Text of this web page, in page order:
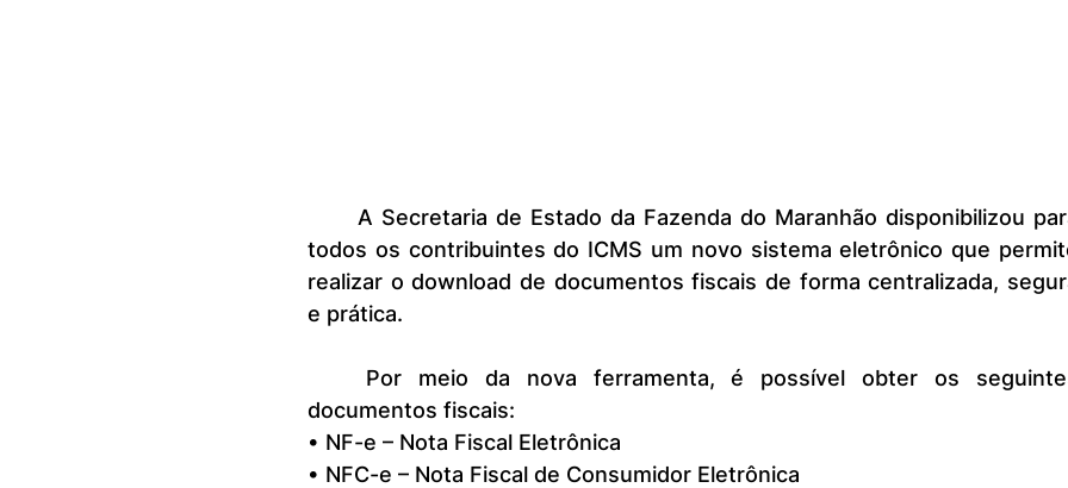
todos os contribuintes do ICMS um novo sistema eletrônico que
realizar o download de documentos fiscais de forma centralizada,
e prática.
documentos fiscais:
• NF-e – Nota Fiscal Eletrônica
• NFC-e – Nota Fiscal de Consumidor Eletrônica